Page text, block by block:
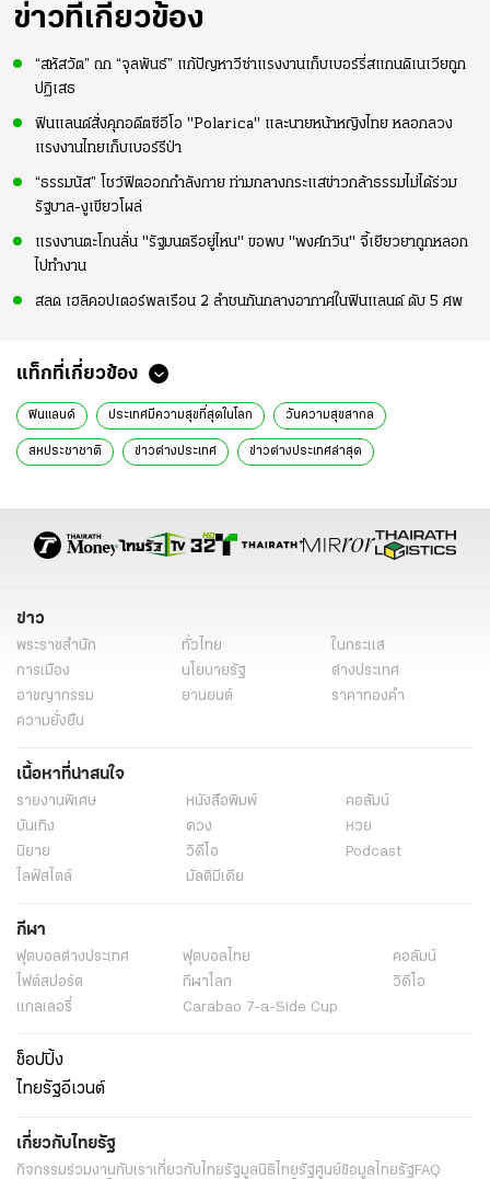
ข่าวที่เกี่ยวข้อง
“สหัสวัต” ถก “จุลพันธ์” แก้ปัญหาวีซ่าแรงงานเก็บเบอร์รี่สแกนดิเนเวียถูก
ปฏิเสธ
ฟินแลนด์สั่งคุกอดีตซีอีโอ "Polarica" และนายหน้าหญิงไทย หลอกลวง
แรงงานไทยเก็บเบอร์รีป่า
“ธรรมนัส” โชว์ฟิตออกกำลังกาย ท่ามกลางกระแสข่าวกล้าธรรมไม่ได้ร่วม
รัฐบาล-งูเขียวโผล่
แรงงานตะโกนลั่น "รัฐมนตรีอยู่ไหน" ขอพบ "พงศ์กวิน" จี้เยียวยาถูกหลอก
ไปทำงาน
สลด เฮลิคอปเตอร์พลเรือน 2 ลำชนกันกลางอากาศในฟินแลนด์ ดับ 5 ศพ
แท็กที่เกี่ยวข้อง
ฟินแลนด์ ประเทศมีความสุขที่สุดในโลก วันความสุขสากล
สหประชาชาติ ข่าวต่างประเทศ ข่าวต่างประเทศล่าสุด
ข่าวต่างประเทศ ไทยรัฐออนไลน์ ข่าววันนี้
ข่าว
พระราชสำนัก ทั่วไทย
ในกระแส
การเมือง
นโยบายรัฐ
ต่างประเทศ
อาชญากรรม
ยานยนต์
ราคาทองคำ
ความยั่งยืน
เนื้อหาที่น่าสนใจ
รายงานพิเศษ หนังสือพิมพ์
คอลัมน์
บันเทิง
ดวง
หวย
นิยาย
วิดีโอ
Podcast
ไลฟ์สไตล์
มัลติมีเดีย
กีฬา
ฟุตบอลต่่างประเทศ ฟุตบอลไทย
คอลัมน์
ไฟต์สปอร์ต
กีฬาโลก
วิดีโอ
แกลเลอรี่
Carabao 7-a-Side Cup
ช็อปปิ้ง
ไทยรัฐอีเวนต์
เกี่ยวกับไทยรัฐ
กิจกรรมร่วมงานกับเราเกี่ยวกับไทยรัฐมูลนิธิไทยรัฐศูนย์ข้อมูลไทยรัฐFAQ